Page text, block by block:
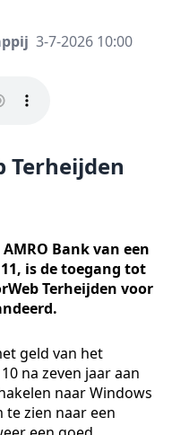
3-7-2026 10:00
Terheijden
Bank van een
is de toegang tot
Terheijden voor
geld van het
na zeven jaar aan
naar Windows
te zien naar een